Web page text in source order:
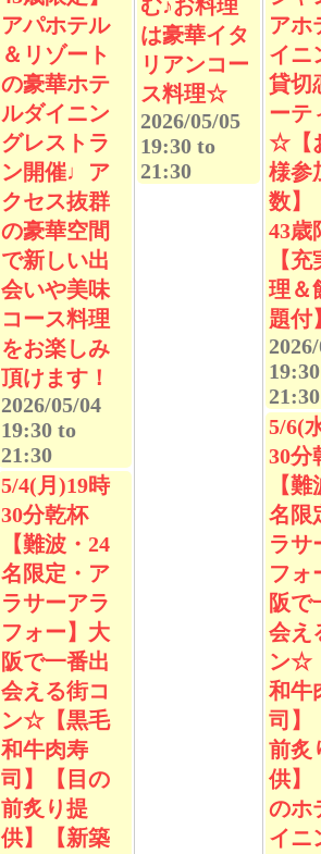
アパホテル
＆リゾート
の豪華ホテ
ルダイニン
グレストラ
ン開催♩ア
クセス抜群
の豪華空間
で新しい出
会いや美味
コース料理
をお楽しみ
頂けます！
2026/05/04
19:30 to
21:30
5/4(月)19時
30分乾杯
【難波・24
名限定・ア
ラサーアラ
フォー】大
阪で一番出
会える街コ
ン☆【黒毛
和牛肉寿
司】【目の
前炙り提
供】【新築
む♪お料理
は豪華イタ
リアンコー
ス料理☆
2026/05/05
19:30 to
21:30
アホ
イニ
貸切
ーテ
☆【
様参
数】
43歳
【
理＆
題付
19:30
21:30
5/6(
30分
【
名限
ラサ
フォ
阪で
会え
ン☆
和牛
司】
前炙
供】
のホ
イニ